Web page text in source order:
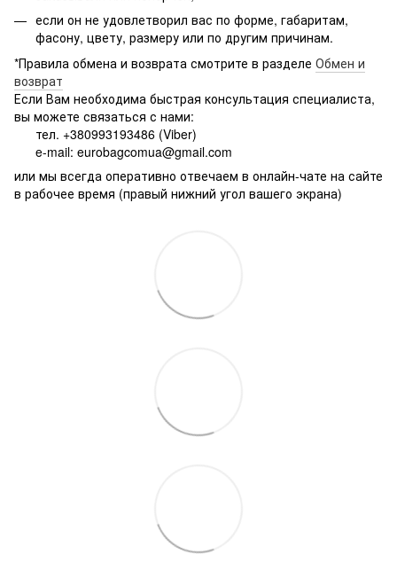
если он не удовлетворил вас по форме, габаритам,
фасону, цвету, размеру или по другим причинам.
*Правила обмена и возврата смотрите в разделе Обмен и
возврат
Если Вам необходима быстрая консультация специалиста,
вы можете связаться с нами:
тел. +380993193486 (Viber)
e-mail: eurobagcomua@gmail.com
или мы всегда оперативно отвечаем в онлайн-чате на сайте
в рабочее время (правый нижний угол вашего экрана)